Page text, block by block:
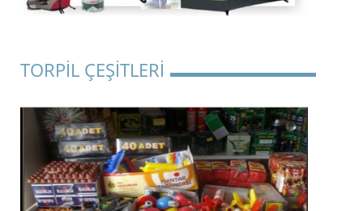
TORPİL ÇEŞİTLERİ